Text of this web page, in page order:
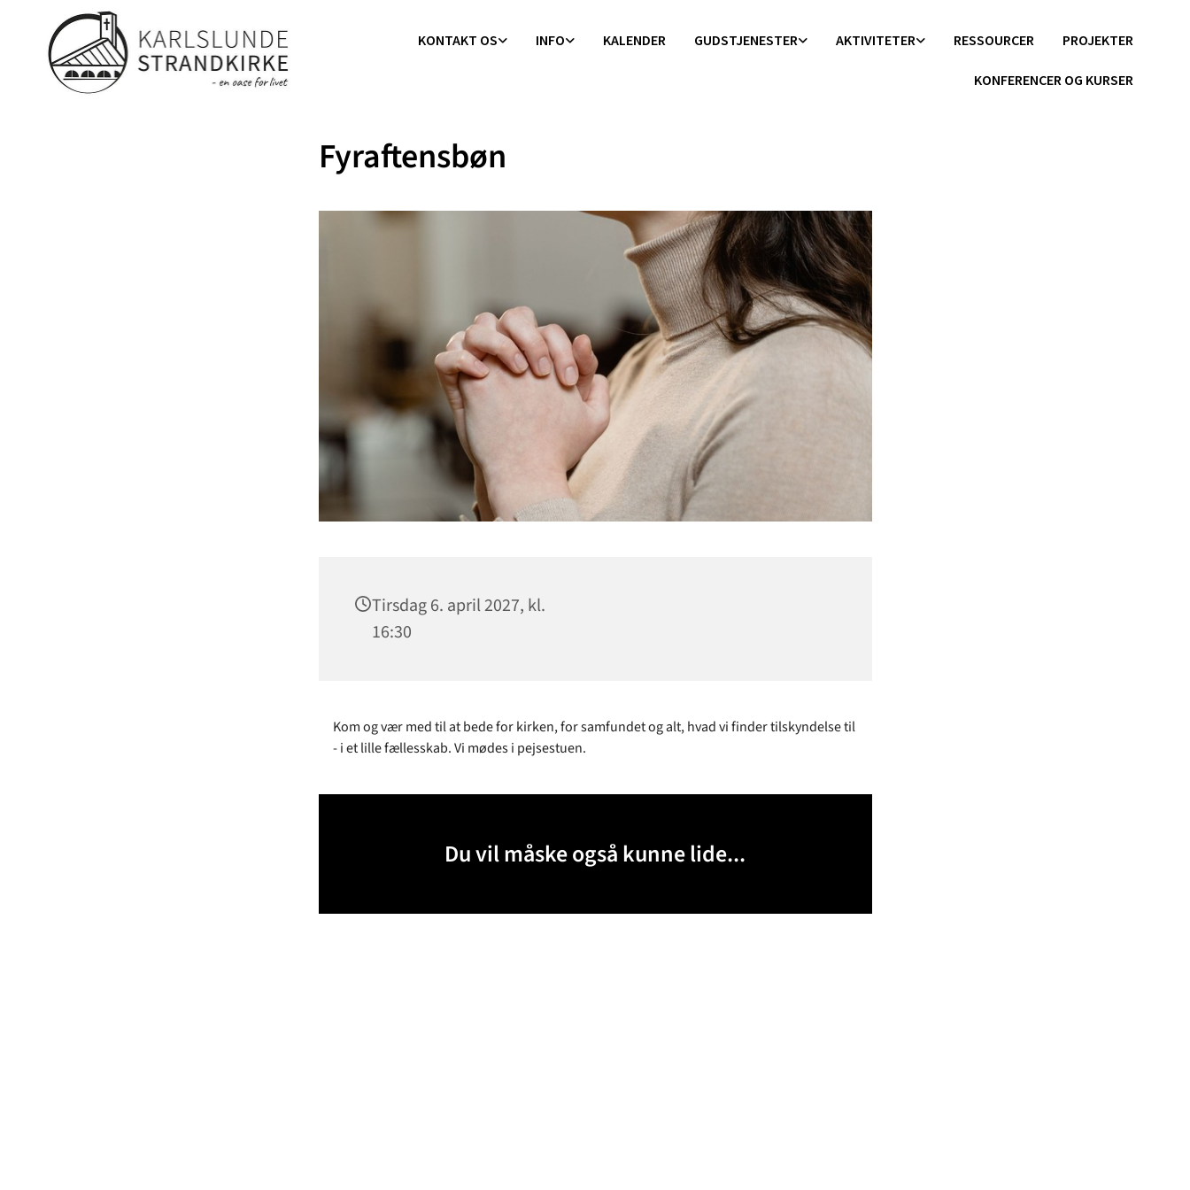
KONTAKT OS INFO KALENDER GUDSTJENESTER AKTIVITETER RESSOURCER PROJEKTER
KONFERENCER OG KURSER
Fyraftensbøn
Tirsdag 6. april 2027, kl.
16:30
Kom og vær med til at bede for kirken, for samfundet og alt, hvad vi finder tilskyndelse til
- i et lille fællesskab. Vi mødes i pejsestuen.
Du vil måske også kunne lide...